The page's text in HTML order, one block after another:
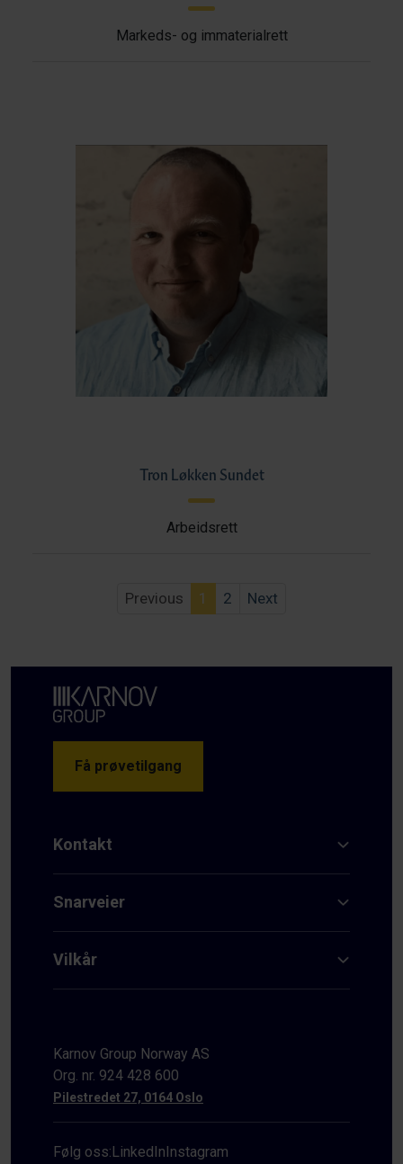
Markeds- og immaterialrett
Tron Løkken Sundet
Arbeidsrett
Previous 1 2 Next
Få prøvetilgang
Kontakt
Snarveier
Vilkår
Karnov Group Norway AS
Org. nr. 924 428 600
Pilestredet 27, 0164 Oslo
Følg oss:LinkedInInstagram